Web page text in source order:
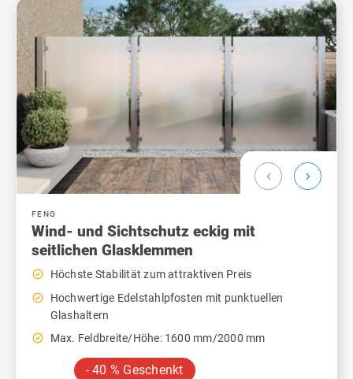
chevron_left chevron_right
FENG
Wind- und Sichtschutz eckig mit
seitlichen Glasklemmen
check_circle_outline Höchste Stabilität zum attraktiven Preis
check_circle_outline
Hochwertige Edelstahlpfosten mit punktuellen
Glashaltern
check_circle_outline Max. Feldbreite/Höhe: 1600 mm/2000 mm
- 40 % Geschenkt